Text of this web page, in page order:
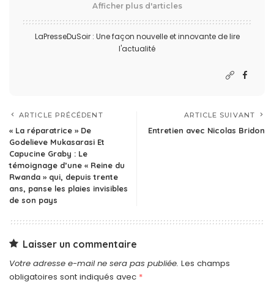
Afficher plus d'articles
LaPresseDuSoir : Une façon nouvelle et innovante de lire
l'actualité
ARTICLE PRÉCÉDENT
« La réparatrice » De
Godelieve Mukasarasi Et
Capucine Graby : Le
témoignage d’une « Reine du
Rwanda » qui, depuis trente
ans, panse les plaies invisibles
de son pays
ARTICLE SUIVANT
Entretien avec Nicolas Bridon
Laisser un commentaire
Votre adresse e-mail ne sera pas publiée. Les champs
obligatoires sont indiqués avec *